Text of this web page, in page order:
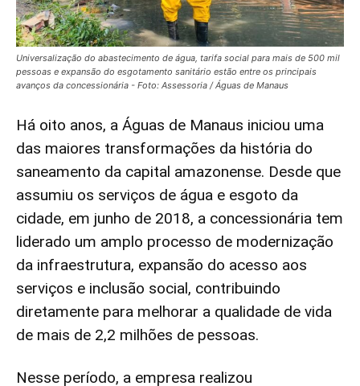
Universalização do abastecimento de água, tarifa social para mais de 500 mil
pessoas e expansão do esgotamento sanitário estão entre os principais
avanços da concessionária - Foto: Assessoria / Águas de Manaus
Há oito anos, a Águas de Manaus iniciou uma
das maiores transformações da história do
saneamento da capital amazonense. Desde que
assumiu os serviços de água e esgoto da
cidade, em junho de 2018, a concessionária tem
liderado um amplo processo de modernização
da infraestrutura, expansão do acesso aos
serviços e inclusão social, contribuindo
diretamente para melhorar a qualidade de vida
de mais de 2,2 milhões de pessoas.
Nesse período, a empresa realizou